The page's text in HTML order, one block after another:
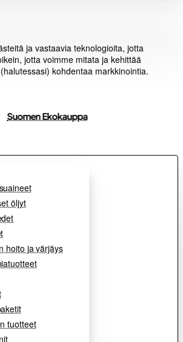
ja vastaavia teknologioita, jotta
jotta voimme mitata ja kehittää
kohdentaa markkinointia.
Suomen Ekokauppa
öljyt
hoito ja värjäys
tuotteet